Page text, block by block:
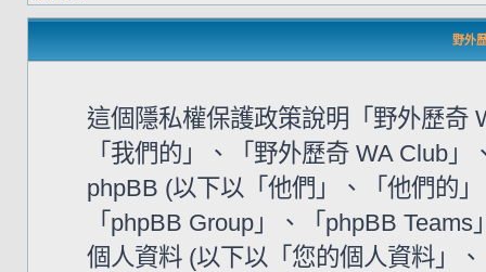
野外
這個隱私權保護政策說明「野外歷奇
「我們的」、「野外歷奇 WA Club
phpBB (以下以「他們」、「他們的
「phpBB Group」、「phpBB
個人資料 (以下以「您的個人資料」